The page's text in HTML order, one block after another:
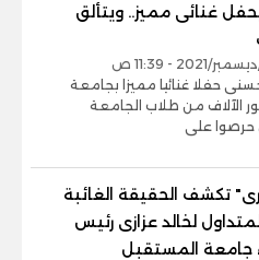
غنائى مميز.. ويتألق
حسنى حفلا غنائيا مميزا بجامعة
الآلاف من طلاب الجامعة
حرصوا على
تكشف الحقيقة الغائبة
لخالد عزازى رئيس
المستقبل